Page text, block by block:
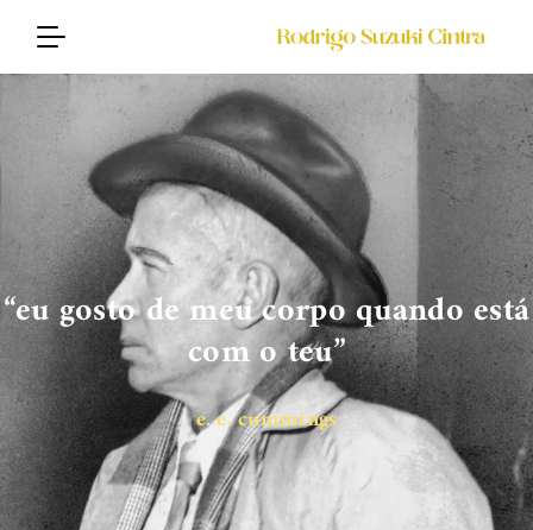
“eu gosto de meu corpo quando está
com o teu”
e. e. cummings